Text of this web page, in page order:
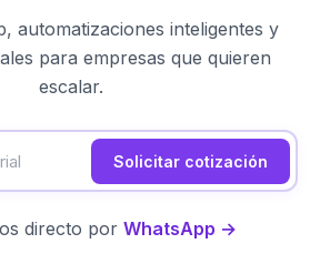
automatizaciones inteligentes y
para empresas que quieren
escalar.
Solicitar cotización
directo por WhatsApp →